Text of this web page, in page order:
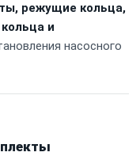
режущие кольца,
и
насосного